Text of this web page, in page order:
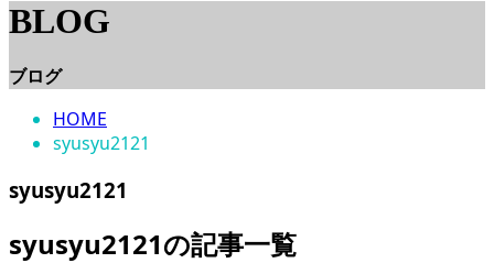
BLOG
ブログ
HOME
syusyu2121
syusyu2121
syusyu2121の記事一覧